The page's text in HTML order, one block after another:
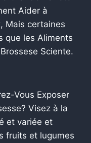
Aider à
Mais certaines
que les Aliments
Sciente.
Vous Exposer
Visez à la
et variée et
fruits et lugumes